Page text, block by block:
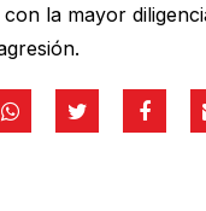
con la mayor